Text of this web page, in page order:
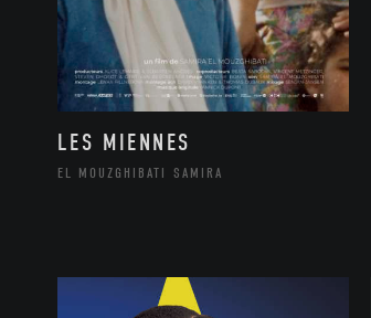
LES MIENNES
EL MOUZGHIBATI SAMIRA